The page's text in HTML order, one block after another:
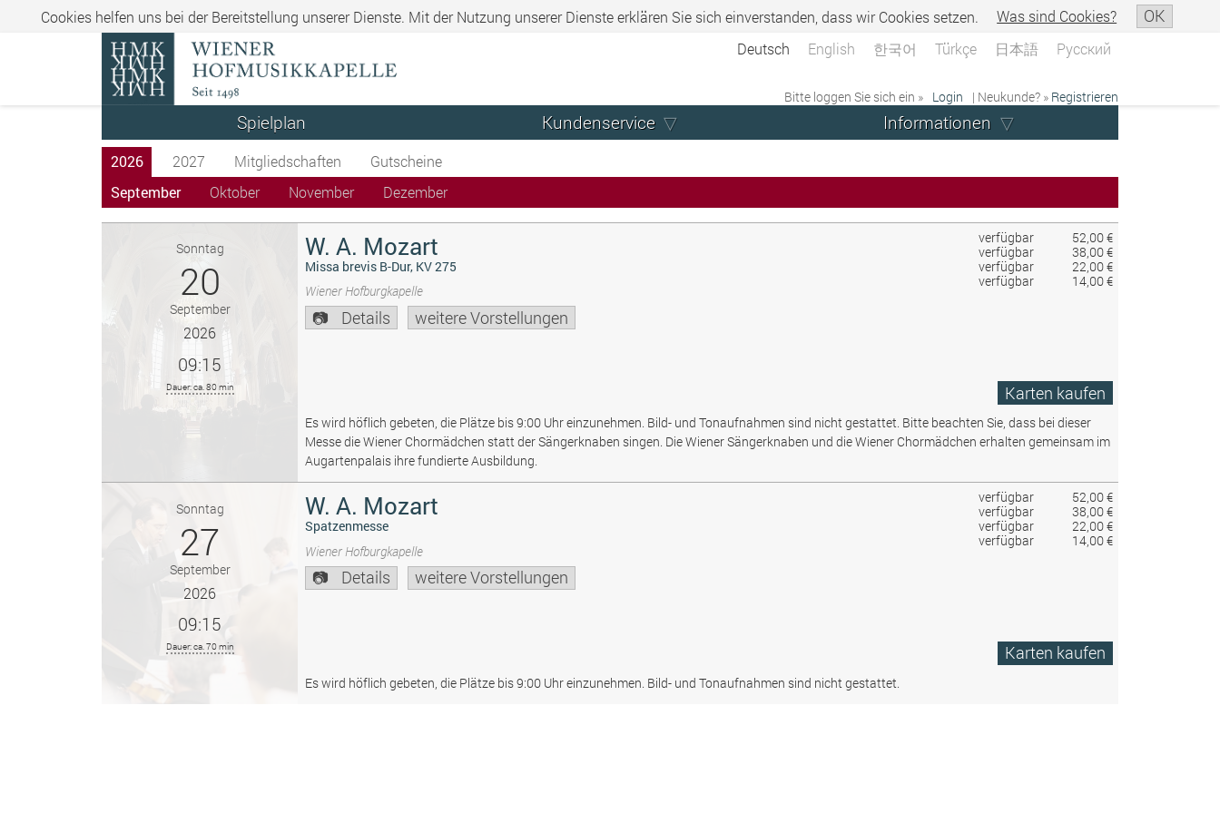
Cookies helfen uns bei der Bereitstellung unserer Dienste. Mit der Nutzung unserer Dienste erklären Sie sich einverstanden, dass wir Cookies setzen. Was sind Cookies? OK
Deutsch English 한국어 Türkçe 日本語 Русский
Bitte loggen Sie sich ein » Login | Neukunde? » Registrieren
Spielplan Kundenservice Informationen
2026 2027 Mitgliedschaften
Gutscheine
September
Oktober November Dezember
verfügbar
52,00 €
verfügbar
38,00 €
verfügbar
22,00 €
verfügbar
14,00 €
Sonntag
20
September
2026
09:15
Dauer: ca. 80 min
W. A. Mozart
Missa brevis B-Dur, KV 275
Wiener Hofburgkapelle
Details weitere Vorstellungen
Karten kaufen
Es wird höflich gebeten, die Plätze bis 9:00 Uhr einzunehmen. Bild- und Tonaufnahmen sind nicht gestattet. Bitte beachten Sie, dass bei dieser
Messe die Wiener Chormädchen statt der Sängerknaben singen. Die Wiener Sängerknaben und die Wiener Chormädchen erhalten gemeinsam im
Augartenpalais ihre fundierte Ausbildung.
verfügbar
52,00 €
verfügbar
38,00 €
verfügbar
22,00 €
verfügbar
14,00 €
Sonntag
27
September
2026
09:15
Dauer: ca. 70 min
W. A. Mozart
Spatzenmesse
Wiener Hofburgkapelle
Details weitere Vorstellungen
Karten kaufen
Es wird höflich gebeten, die Plätze bis 9:00 Uhr einzunehmen. Bild- und Tonaufnahmen sind nicht gestattet.